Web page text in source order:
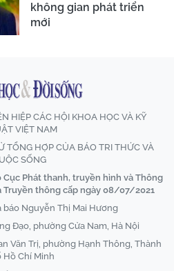
không gian phát triển
mới
HIỆP CÁC HỘI KHOA HỌC VÀ KỸ
VIỆT NAM
TỔNG HỢP CỦA BÁO TRI THỨC VÀ
SỐNG
Cục Phát thanh, truyền hình và Thông
Truyền thông cấp ngày 08/07/2021
báo Nguyễn Thị Mai Hương
Đạo, phường Cửa Nam, Hà Nội
Văn Trị, phường Hạnh Thông, Thành
Hồ Chí Minh